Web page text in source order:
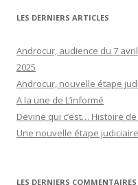
LES DERNIERS ARTICLES
Androcur, audience du 7
2025
Androcur, nouvelle étape
A la une de L’informé
Devine qui c’est… Histoire
Une nouvelle étape
LES DERNIERS COMMENTAIRES